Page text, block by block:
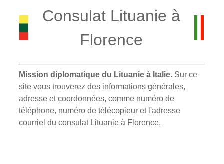
Consulat Lituanie à
Florence
Mission diplomatique du Lituanie à Italie. Sur ce
site vous trouverez des informations générales,
adresse et coordonnées, comme numéro de
téléphone, numéro de télécopieur et l'adresse
courriel du consulat Lituanie à Florence.